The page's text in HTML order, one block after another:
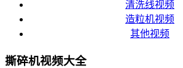
清洗线视频
造粒机视频
其他视频
撕碎机视频大全